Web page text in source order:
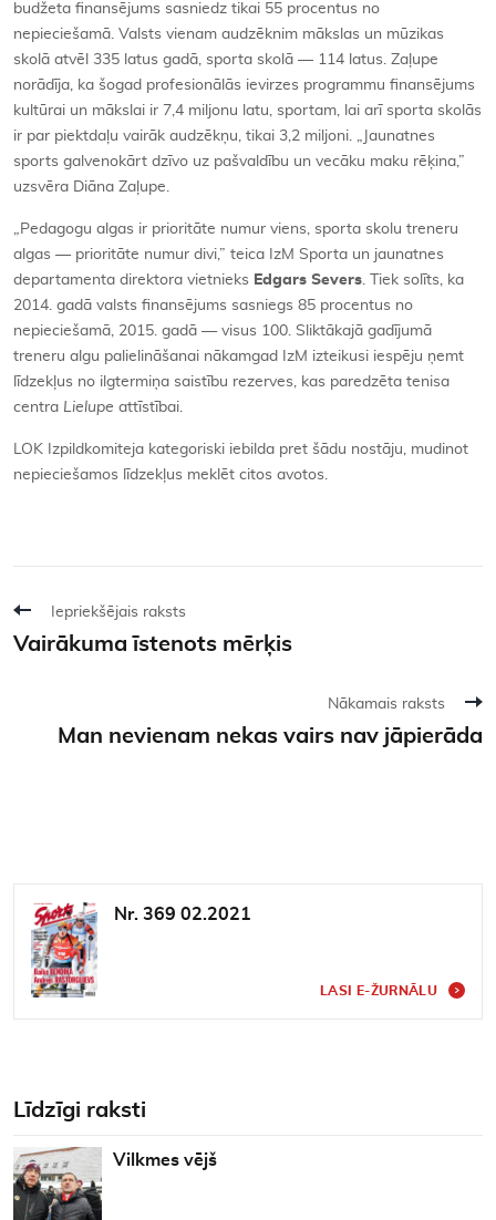
budžeta finansējums sasniedz tikai 55 procentus no
nepieciešamā. Valsts vienam audzēknim mākslas un mūzikas
skolā atvēl 335 latus gadā, sporta skolā — 114 latus. Zaļupe
norādīja, ka šogad profesionālās ievirzes programmu finansējums
kultūrai un mākslai ir 7,4 miljonu latu, sportam, lai arī sporta skolās
ir par piektdaļu vairāk audzēkņu, tikai 3,2 miljoni. „Jaunatnes
sports galvenokārt dzīvo uz pašvaldību un vecāku maku rēķina,”
uzsvēra Diāna Zaļupe.
„Pedagogu algas ir prioritāte numur viens, sporta skolu treneru
algas — prioritāte numur divi,” teica IzM Sporta un jaunatnes
departamenta direktora vietnieks Edgars Severs. Tiek solīts, ka
2014. gadā valsts finansējums sasniegs 85 procentus no
nepieciešamā, 2015. gadā — visus 100. Sliktākajā gadījumā
treneru algu palielināšanai nākamgad IzM izteikusi iespēju ņemt
līdzekļus no ilgtermiņa saistību rezerves, kas paredzēta tenisa
centra Lielupe attīstībai.
LOK Izpildkomiteja kategoriski iebilda pret šādu nostāju, mudinot
nepieciešamos līdzekļus meklēt citos avotos.
Iepriekšējais raksts
Vairākuma īstenots mērķis
Nākamais raksts
Man nevienam nekas vairs nav jāpierāda
Nr. 369 02.2021
LASI E-ŽURNĀLU
Līdzīgi raksti
Vilkmes vējš